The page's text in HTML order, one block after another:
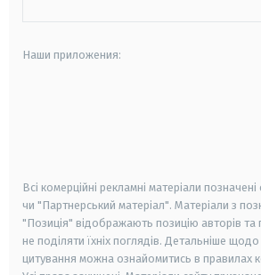
Наши приложения:
Всі комерційні рекламні матеріали
чи "Партнерський матеріал". Матеріали з
"Позиція" відображають позицію авторів та
не поділяти їхніх поглядів. Детальніше
цитування можна ознайомитись в правилах